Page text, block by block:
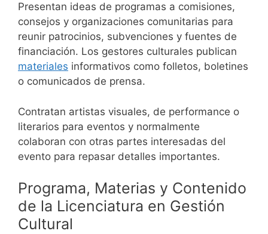
Presentan ideas de programas a comisiones,
consejos y organizaciones comunitarias para
reunir patrocinios, subvenciones y fuentes de
financiación. Los gestores culturales publican
materiales informativos como folletos, boletines
o comunicados de prensa.
Contratan artistas visuales, de performance o
literarios para eventos y normalmente
colaboran con otras partes interesadas del
evento para repasar detalles importantes.
Programa, Materias y Contenido
de la Licenciatura en Gestión
Cultural